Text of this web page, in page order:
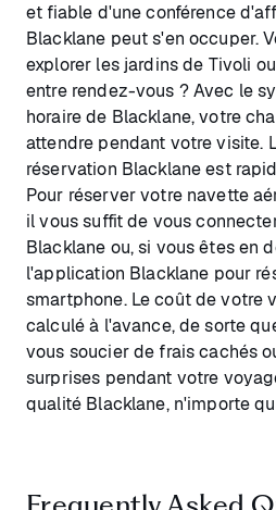
et fiable d'une conférence
Blacklane peut s'en occuper.
explorer les jardins de Tivoli
entre rendez-vous ? Avec le
horaire de Blacklane, votre
attendre pendant votre visite.
réservation Blacklane est
Pour réserver votre navette
il vous suffit de vous
Blacklane ou, si vous êtes en
l'application Blacklane pour
smartphone. Le coût de votre
calculé à l'avance, de sorte
vous soucier de frais cachés
surprises pendant votre
qualité Blacklane, n'importe